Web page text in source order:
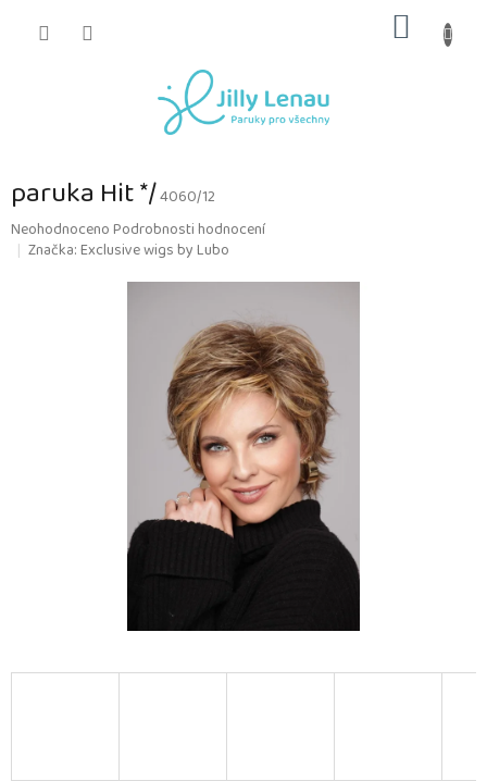
KOŠÍK
paruka Hit */4060/12
Průměrné
hodnocení
NeohodnocenoPodrobnosti hodnocení
Značka:Exclusive wigs by Lubo